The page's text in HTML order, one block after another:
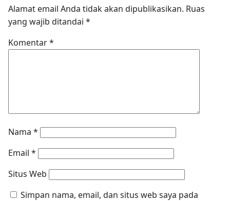
Alamat email Anda tidak akan dipublikasikan. Ruas
yang wajib ditandai *
Komentar*
Nama *
Email *
Situs Web
Simpan nama, email, dan situs web saya pada